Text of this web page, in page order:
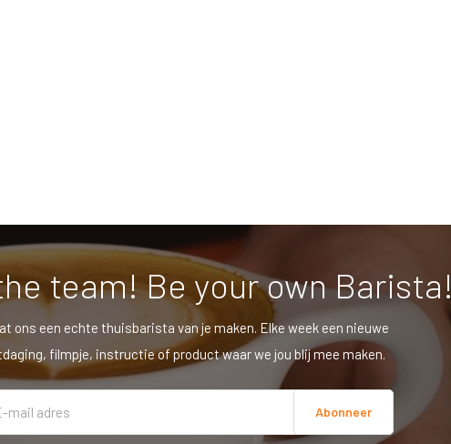
team! Be your own Barista!
ons een echte thuisbarista van je maken. Elke week een nieuwe
filmpje, instructie of product waar we jou blij mee maken.
Abonneer